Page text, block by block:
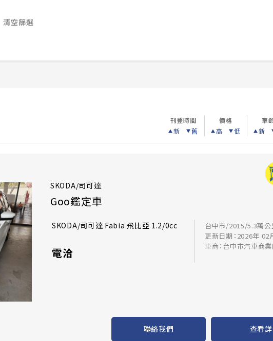
清空篩選
刊登時間
新
舊
價格
高
低
車
新
SKODA/司可達
Goo鑑定車
SKODA/司可達 Fabia 飛比亞 1.2/0cc
電洽
台中市/2015/5.3萬公
更新日期：2026年 02
車商：台中市汽車商
聯絡我們 查看